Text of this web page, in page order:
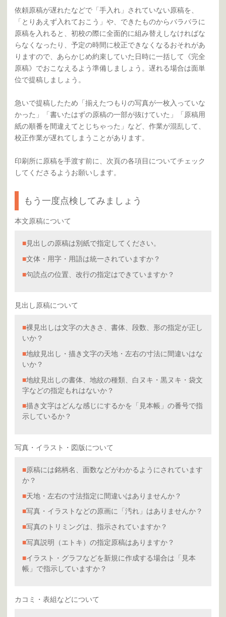
依頼原稿が遅れたなどで「手入れ」されていない原稿を、
「とりあえず入れておこう」や、できたものからバラバラに
原稿を入れると、初校の際に全面的に組み替えしなければな
らなくなったり、予定の時間に校正できなくなるおそれがあ
りますので、あらかじめ約束していた日時に一括して《完全
原稿》でおこなえるよう準備しましょう。遅れる場合は面単
位で提稿しましょう。
急いで提稿したため「揃えたつもりの写真が一枚入っていな
かった」「書いたはずの原稿の一部が抜けていた」「原稿用
紙の順番を間違えてとじちゃった」など、作業が混乱して、
校正作業が遅れてしまうことがあります。
印刷所に原稿を手渡す前に、次頁の各項目についてチェック
してくださるようお願いします。
もう一度点検してみましょう
本文原稿について
■見出しの原稿は別紙で指定してください。
■文体・用字・用語は統一されていますか？
■句読点の位置、改行の指定はできていますか？
見出し原稿について
■裸見出しは文字の大きさ、書体、段数、形の指定が正し
いか？
■地紋見出し・描き文字の天地・左右の寸法に間違いはな
いか？
■地紋見出しの書体、地紋の種類、白ヌキ・黒ヌキ・袋文
字などの指定もれはないか？
■描き文字はどんな感じにするかを「見本帳」の番号で指
示しているか？
写真・イラスト・図版について
■原稿には銘柄名、面数などがわかるようにされています
か？
■天地・左右の寸法指定に間違いはありませんか？
■写真・イラストなどの原画に「汚れ」はありませんか？
■写真のトリミングは、指示されていますか？
■写真説明（エトキ）の指定原稿はありますか？
■イラスト・グラフなどを新規に作成する場合は「見本
帳」で指示していますか？
カコミ・表組などについて